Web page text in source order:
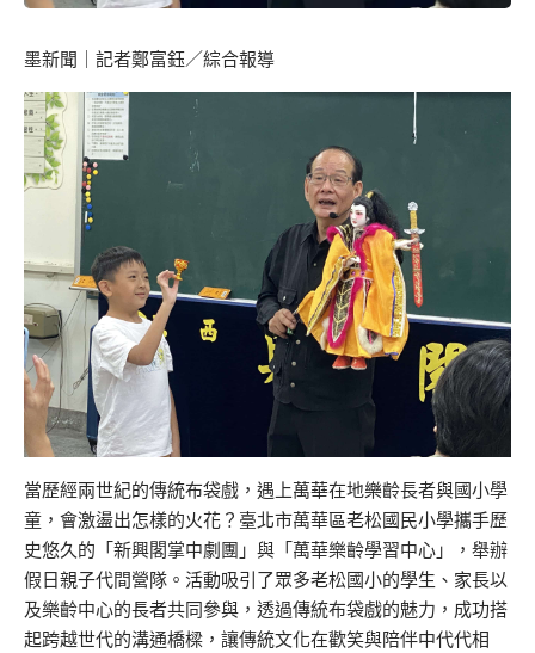
墨新聞 ｜記者鄭富鈺／綜合報導
當歷經兩世紀的傳統布袋戲，遇上萬華在地樂齡長者與國小學
童，會激盪出怎樣的火花？臺北市萬華區老松國民小學攜手歷
史悠久的「新興閣掌中劇團」與「萬華樂齡學習中心」，舉辦
假日親子代間營隊。活動吸引了眾多老松國小的學生、家長以
及樂齡中心的長者共同參與，透過傳統布袋戲的魅力，成功搭
起跨越世代的溝通橋樑，讓傳統文化在歡笑與陪伴中代代相